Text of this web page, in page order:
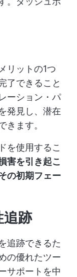
リットの1つ
了できること
ーション・パ
発見し、潜在
きます。
を使用するこ
害を引き起こ
の初期フェー
追跡
追跡できるた
の優れたツー
サポートを中